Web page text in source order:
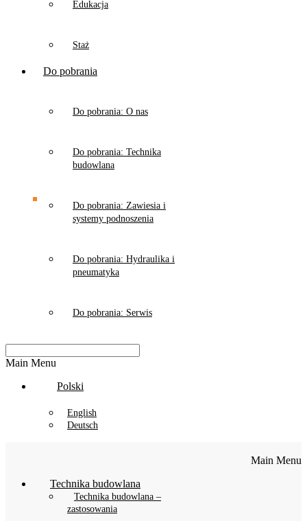
Edukacja
Staż
Do pobrania
Do pobrania: O nas
Do pobrania: Technika
budowlana
Do pobrania: Zawiesia i
systemy podnoszenia
Do pobrania: Hydraulika i
pneumatyka
Do pobrania: Serwis
Main Menu
Polski
English
Deutsch
Main Menu
Technika budowlana
Technika budowlana –
zastosowania